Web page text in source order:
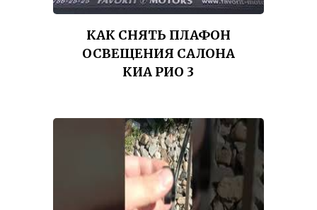
КАК СНЯТЬ ПЛАФОН
ОСВЕЩЕНИЯ САЛОНА
КИА РИО 3